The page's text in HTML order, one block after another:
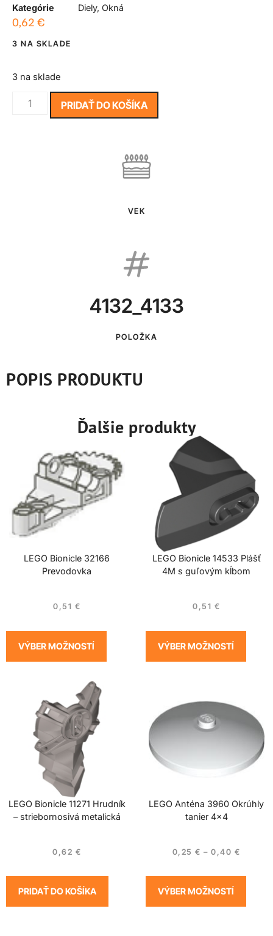
Kategórie
Diely, Okná
0,62 €
3 NA SKLADE
3 na sklade
PRIDAŤ DO KOŠÍKA
VEK
4132_4133
POLOŽKA
POPIS PRODUKTU
Ďalšie produkty
LEGO Bionicle 32166
Prevodovka
0,51 €
VÝBER MOŽNOSTÍ
LEGO Bionicle 14533 Plášť
4M s guľovým kĺbom
0,51 €
VÝBER MOŽNOSTÍ
LEGO Bionicle 11271 Hrudník
– striebornosivá metalická
0,62 €
PRIDAŤ DO KOŠÍKA
LEGO Anténa 3960 Okrúhly
tanier 4×4
0,25€ – 0,40 €
VÝBER MOŽNOSTÍ